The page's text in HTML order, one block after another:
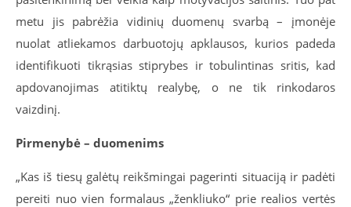
metu jis pabrėžia vidinių duomenų svarbą – įmonėje
nuolat atliekamos darbuotojų apklausos, kurios padeda
identifikuoti tikrąsias stiprybes ir tobulintinas sritis, kad
apdovanojimas atitiktų realybę, o ne tik rinkodaros
vaizdinį.
Pirmenybė – duomenims
„Kas iš tiesų galėtų reikšmingai pagerinti situaciją ir padėti
pereiti nuo vien formalaus „ženkliuko“ prie realios vertės